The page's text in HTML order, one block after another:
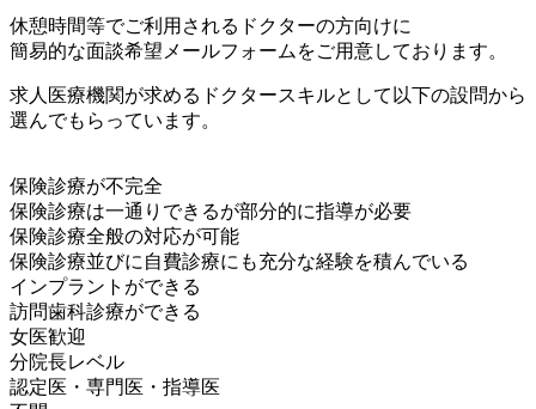
休憩時間等でご利用されるドクターの方向けに
簡易的な面談希望メールフォームをご用意しております。
求人医療機関が求めるドクタースキルとして以下の設問から
選んでもらっています。
保険診療が不完全
保険診療は一通りできるが部分的に指導が必要
保険診療全般の対応が可能
保険診療並びに自費診療にも充分な経験を積んでいる
インプラントができる
訪問歯科診療ができる
女医歓迎
分院長レベル
認定医・専門医・指導医